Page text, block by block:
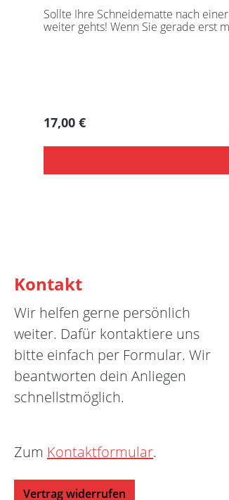
Sollte Ihre Schneidematte nach
weiter gehts! Wenn Sie
Regulärer Preis:
17,00 €
Kontakt
Wir helfen gerne persönlich
weiter. Dafür kontaktiere uns
bitte einfach per Formular. Wir
beantworten dein Anliegen
schnellstmöglich.
Zum Kontaktformular.
Vertrag widerrufen